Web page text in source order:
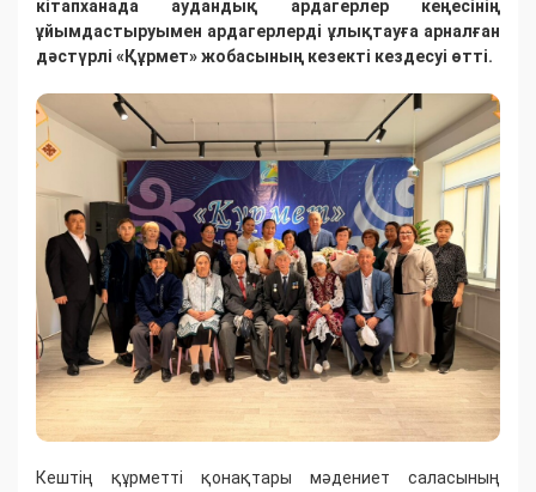
кітапханада аудандық ардагерлер кеңесінің
ұйымдастыруымен ардагерлерді ұлықтауға арналған
дәстүрлі «Құрмет» жобасының кезекті кездесуі өтті.
Кештің құрметті қонақтары мәдениет саласының